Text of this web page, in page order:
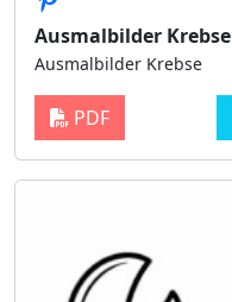
Ausmalbilder Krebse
Ausmalbilder Krebse
PDF